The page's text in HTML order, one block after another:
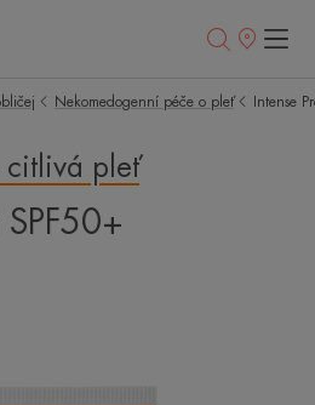
Prodejní
Nekomedogenní péče o pleť Intense
citlivá pleť
SPF50+